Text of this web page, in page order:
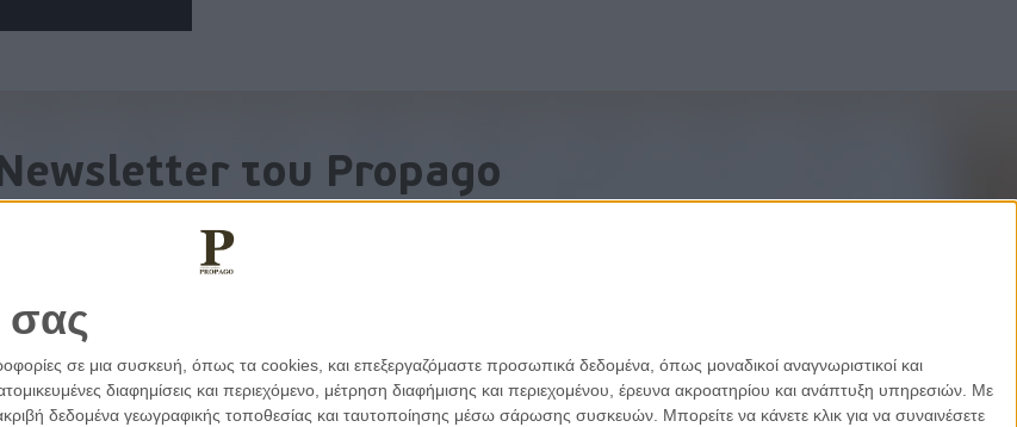
σας
σε μια συσκευή, όπως τα cookies, και επεξεργαζόμαστε προσωπικά δεδομένα, όπως μοναδικοί αναγνωριστικοί και
διαφημίσεις και περιεχόμενο, μέτρηση διαφήμισης και περιεχομένου, έρευνα ακροατηρίου και ανάπτυξη υπηρεσιών. Με
δεδομένα γεωγραφικής τοποθεσίας και ταυτοποίησης μέσω σάρωσης συσκευών. Μπορείτε να κάνετε κλικ για να συναινέσετε
του Propago
Λάβετε την ανάλυση της ημέρας στο email σας